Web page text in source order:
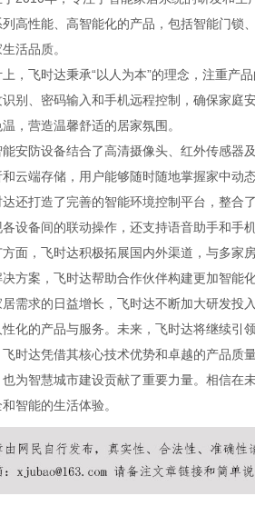
高性能、高智能化的产品，包括智能门锁
活品质。
，飞时达秉承“以人为本”的理念，注重产
别、密码输入和手机远程控制，确保家庭
，营造温馨舒适的居家氛围。
安防设备结合了高清摄像头、红外传感器
云端存储，用户能够随时随地掌握家中动
还打造了完善的智能环境控制平台，整合
设备间的联动操作，还支持语音助手和手
面，飞时达积极拓展国内外渠道，与多家
方案，飞时达帮助合作伙伴构建更加智能
需求的日益增长，飞时达不断加大研发投
化的产品与服务。未来，飞时达将继续引
时达凭借其核心技术优势和卓越的产品质
为智慧城市建设贡献了重要力量。相信在
智能的生活体验。